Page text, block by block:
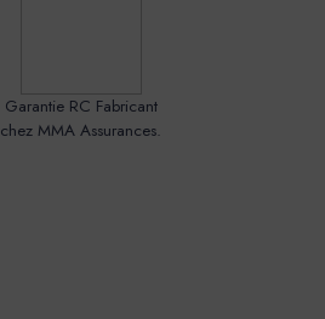
Garantie RC Fabricant
chez MMA Assurances.